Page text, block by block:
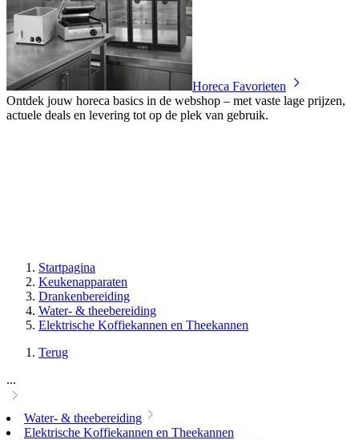
Horeca Favorieten
Ontdek jouw horeca basics in de webshop – met vaste lage prijzen,
actuele deals en levering tot op de plek van gebruik.
Startpagina
Keukenapparaten
Drankenbereiding
Water- & theebereiding
Elektrische Koffiekannen en Theekannen
Terug
...
Water- & theebereiding
Elektrische Koffiekannen en Theekannen